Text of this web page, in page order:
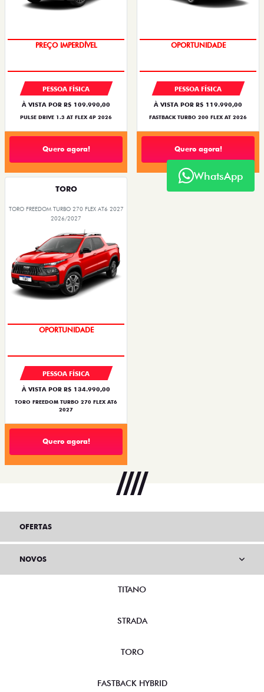
PREÇO IMPERDÍVEL
PESSOA FÍSICA
À VISTA POR R$ 109.990,00
PULSE DRIVE 1.3 AT FLEX 4P 2026
Quero agora!
OPORTUNIDADE
PESSOA FÍSICA
À VISTA POR R$ 119.990,00
FASTBACK TURBO 200 FLEX AT 2026
Quero agora!
TORO
TORO FREEDOM TURBO 270 FLEX AT6 2027
2026/2027
OPORTUNIDADE
PESSOA FÍSICA
À VISTA POR R$ 134.990,00
TORO FREEDOM TURBO 270 FLEX AT6
2027
Quero agora!
WhatsApp
OFERTAS
NOVOS
TITANO
STRADA
TORO
FASTBACK HYBRID